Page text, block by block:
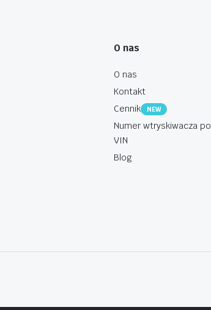
O nas
O nas
Kontakt
Cennik
NEW
Numer wtryskiwacza po
VIN
Blog